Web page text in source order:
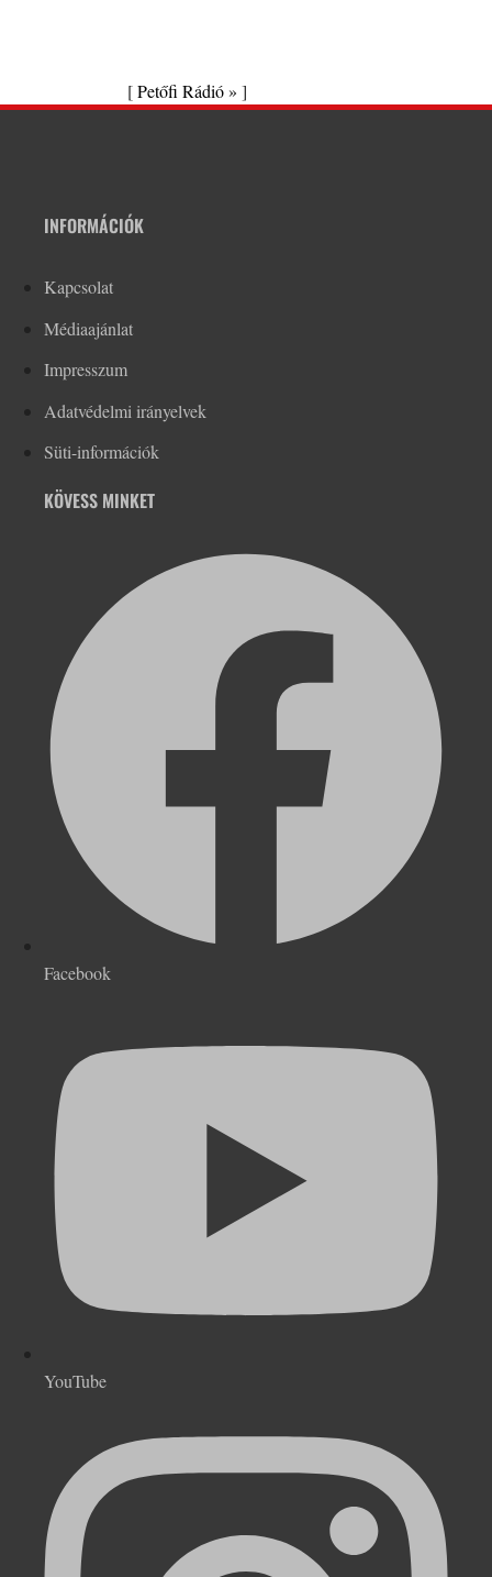
[Petőfi Rádió » ]
INFORMÁCIÓK
Kapcsolat
Médiaajánlat
Impresszum
Adatvédelmi irányelvek
Süti-információk
KÖVESS MINKET
Facebook
YouTube